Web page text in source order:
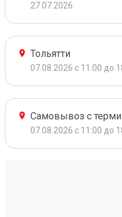
27.07.2026
Тольятти
07.08.2026 с 11:00 до
Самовывоз с
07.08.2026 с 11:00 до